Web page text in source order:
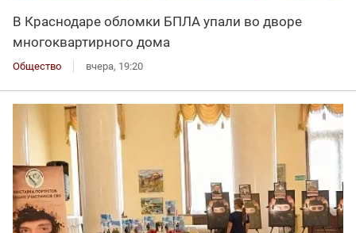
В Краснодаре обломки БПЛА упали во дворе
многоквартирного дома
Общество вчера, 19:20